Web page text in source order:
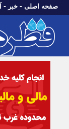
صفحه اصلی - خبر -